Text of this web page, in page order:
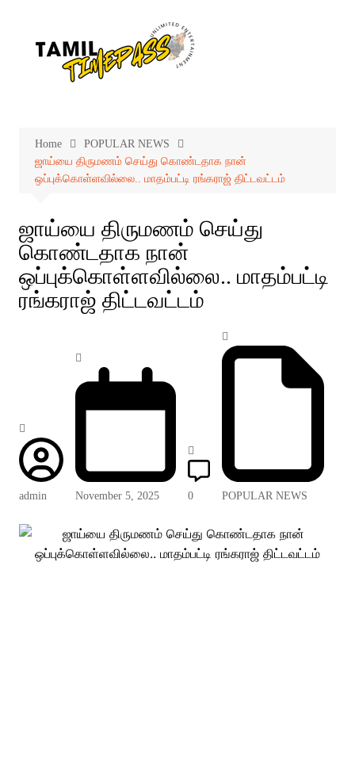
Home
POPULAR NEWS
ஜாய்யை திருமணம் செய்து கொண்டதாக நான்
ஒப்புக்கொள்ளவில்லை.. மாதம்பட்டி ரங்கராஜ் திட்டவட்டம்
ஜாய்யை திருமணம் செய்து
கொண்டதாக நான்
ஒப்புக்கொள்ளவில்லை.. மாதம்பட்டி
ரங்கராஜ் திட்டவட்டம்
admin November 5, 2025 0 POPULAR NEWS